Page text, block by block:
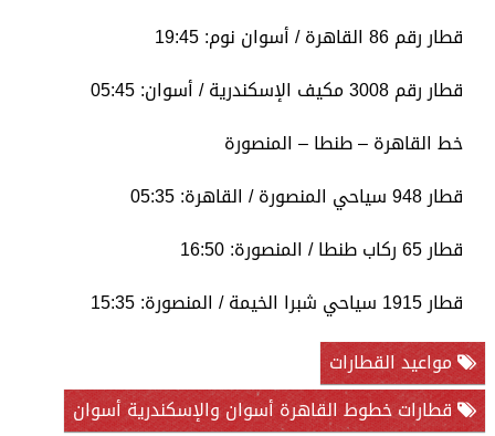
قطار رقم 86 القاهرة / أسوان نوم: 19:45
قطار رقم 3008 مكيف الإسكندرية / أسوان: 05:45
خط القاهرة – طنطا – المنصورة
قطار 948 سياحي المنصورة / القاهرة: 05:35
قطار 65 ركاب طنطا / المنصورة: 16:50
قطار 1915 سياحي شبرا الخيمة / المنصورة: 15:35
مواعيد القطارات
قطارات خطوط القاهرة أسوان والإسكندرية أسوان